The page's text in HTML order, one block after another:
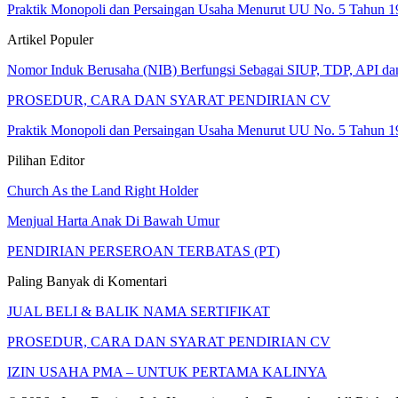
Praktik Monopoli dan Persaingan Usaha Menurut UU No. 5 Tahun
Artikel Populer
Nomor Induk Berusaha (NIB) Berfungsi Sebagai SIUP, TDP, API
PROSEDUR, CARA DAN SYARAT PENDIRIAN CV
Praktik Monopoli dan Persaingan Usaha Menurut UU No. 5 Tahun
Pilihan Editor
Church As the Land Right Holder
Menjual Harta Anak Di Bawah Umur
PENDIRIAN PERSEROAN TERBATAS (PT)
Paling Banyak di Komentari
JUAL BELI & BALIK NAMA SERTIFIKAT
PROSEDUR, CARA DAN SYARAT PENDIRIAN CV
IZIN USAHA PMA – UNTUK PERTAMA KALINYA